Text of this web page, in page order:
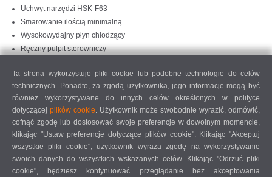
Uchwyt narzędzi HSK-F63
Smarowanie ilością minimalną
Wysokowydajny płyn chłodzący
Ręczny pulpit sterowniczy
Opcje
Narzędzia
Uchwyty narzędzi
Automatyczny magazyn narzędzi do maks. czterech narzędzi
standardowych
Automatyczny magazyn narzędzi do głowicy kątowej
Obrotowa głowica kątowa HSK-F63 na dwa narzędzia
Ta strona wykorzystuje pliki cookie lub podobne technologie do celów
technicznych. Ponadto, za zgodą użytkownika, jego informacje mogą być
również wykorzystywane do innych celów określonych w polityce
dotyczącej plików cookie. Użytkownik może swobodnie wyrazić, odmówić,
cofnąć zgodę lub dostosować swoje preferencje w dowolnym momencie,
klikając "Ustaw preferencje dotyczące plików cookie". Klikając "Akceptuj
wszystkie pliki cookie", użytkownik wyraża zgodę na wykorzystywanie
swoich danych do wszystkich wskazanych celów. Klikając "Odrzuć pliki
cookie", będziesz kontynuować przeglądanie bez akceptowania